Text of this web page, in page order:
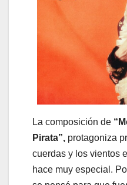
La composición de
Pirata”, protagoniza
cuerdas y los vientos
hace muy especial.